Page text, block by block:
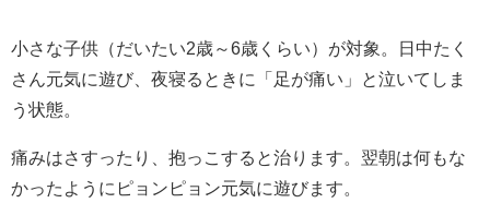
小さな子供（だいたい2歳～6歳くらい）が対象。日中たく
さん元気に遊び、夜寝るときに「足が痛い」と泣いてしま
う状態。
痛みはさすったり、抱っこすると治ります。翌朝は何もな
かったようにピョンピョン元気に遊びます。